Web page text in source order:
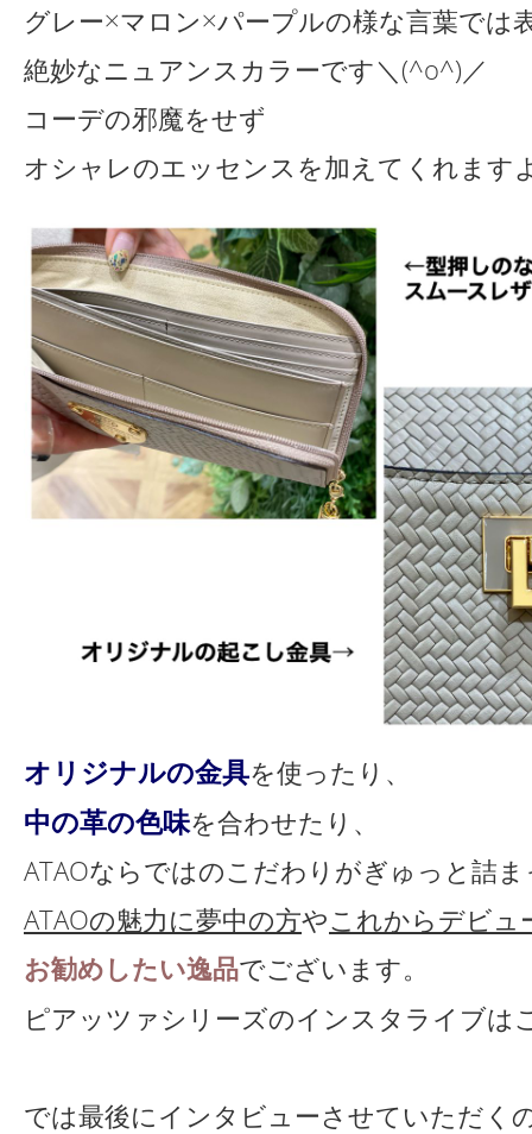
グレー×マロン×パープルの様な言葉では
絶妙なニュアンスカラーです＼(^o^)／
コーデの邪魔をせず
オシャレのエッセンスを加えてくれます
オリジナルの金具を使ったり、
中の革の色味を合わせたり、
ATAOならではのこだわりがぎゅっと詰
ATAOの魅力に夢中の方やこれからデビュ
お勧めしたい逸品でございます。
ピアッツァシリーズのインスタライブ
では最後にインタビューさせていただく